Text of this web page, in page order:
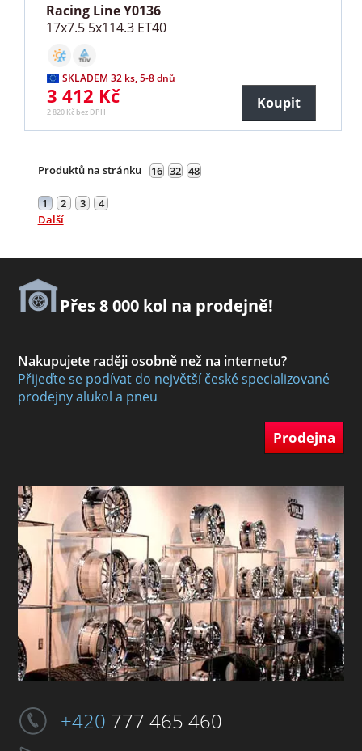
Racing Line Y0136
17x7.5 5x114.3 ET40
SKLADEM 32 ks, 5-8 dnů
3 412 Kč
2 820 Kč bez DPH
Koupit
Produktů na stránku 16 32 48
1 2 3
4
Další
Přes 8 000 kol na prodejně!
Nakupujete raději osobně než na internetu?
Přijeďte se podívat do největší české specializované
prodejny alukol a pneu
Prodejna
+420 777 465 460